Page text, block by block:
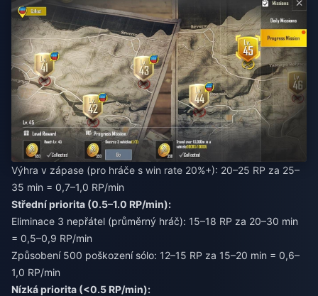
Výhra v zápase (pro hráče s win rate 20%+): 20–25 RP za 25–
35 min = 0,7–1,0 RP/min
Střední priorita (0.5–1.0 RP/min):
Eliminace 3 nepřátel (průměrný hráč): 15–18 RP za 20–30 min
= 0,5–0,9 RP/min
Způsobení 500 poškození sólo: 12–15 RP za 15–20 min = 0,6–
1,0 RP/min
Nízká priorita (<0.5 RP/min):